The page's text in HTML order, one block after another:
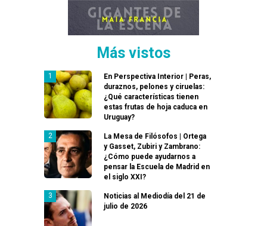
Más vistos
En Perspectiva Interior | Peras,
duraznos, pelones y ciruelas:
¿Qué características tienen
estas frutas de hoja caduca en
Uruguay?
La Mesa de Filósofos | Ortega
y Gasset, Zubiri y Zambrano:
¿Cómo puede ayudarnos a
pensar la Escuela de Madrid en
el siglo XXI?
Noticias al Mediodía del 21 de
julio de 2026